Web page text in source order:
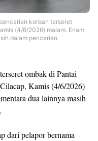
korban terseret
(4/6/2026) malam. Enam
dalam pencarian.
ombak di Pantai
Kamis (4/6/2026)
dua lainnya masih
dari pelapor bernama